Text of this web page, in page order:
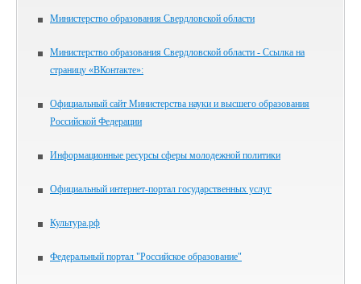
Министерство образования Свердловской области
Министерство образования Свердловской области - Ссылка на
страницу «ВКонтакте»:
Официальный сайт Министерства науки и высшего образования
Российской Федерации
Информационные ресурсы сферы молодежной политики
Официальный интернет-портал государственных услуг
Культура.рф
Федеральный портал "Российское образование"